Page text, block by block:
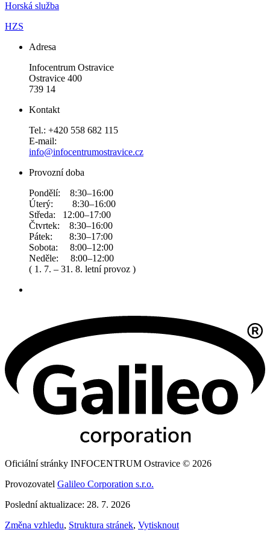
Horská služba
HZS
Adresa
Infocentrum Ostravice
Ostravice 400
739 14
Kontakt
Tel.: +420 558 682 115
E-mail:
info@infocentrumostravice.cz
Provozní doba
Pondělí: 8:30–16:00
Úterý: 8:30–16:00
Středa: 12:00–17:00
Čtvrtek: 8:30–16:00
Pátek: 8:30–17:00
Sobota: 8:00–12:00
Neděle: 8:00–12:00
( 1. 7. – 31. 8. letní provoz )
Oficiální stránky INFOCENTRUM Ostravice © 2026
Provozovatel Galileo Corporation s.r.o.
Poslední aktualizace: 28. 7. 2026
Změna vzhledu, Struktura stránek, Vytisknout